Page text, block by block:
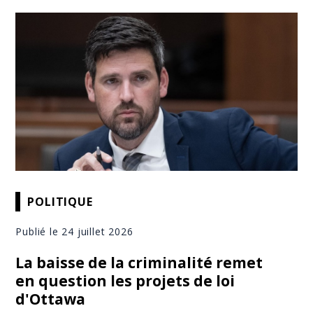
POLITIQUE
Publié le 24 juillet 2026
La baisse de la criminalité remet
en question les projets de loi
d'Ottawa